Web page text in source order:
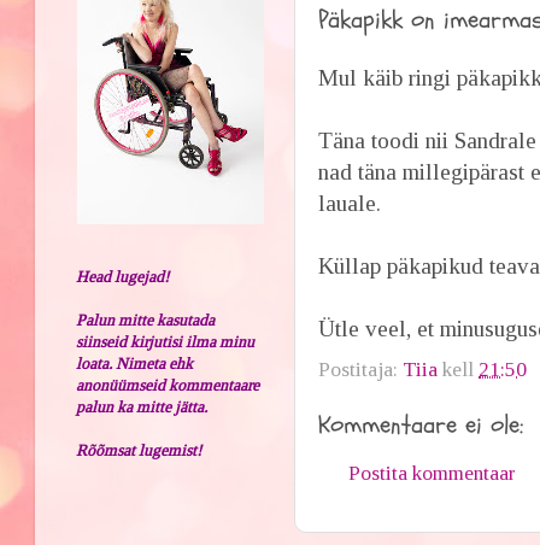
Päkapikk on
Mul käib ringi
Täna toodi nii
nad täna
lauale.
Küllap päkapikud
Ütle veel, et
Postitaja: Tiia kell 21:50
Kommentaare ei ole:
Postita kommentaar
Head lugejad!
Palun mitte kasutada
siinseid kirjutisi ilma minu
loata. Nimeta ehk
anonüümseid kommentaare
palun ka mitte jätta.
Rõõmsat lugemist!